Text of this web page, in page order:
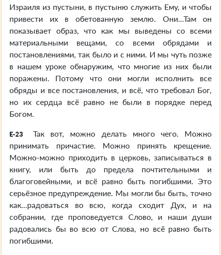
Израиля из пустыни, в пустыню служить Ему, и чтобы
привести их в обетованную землю. Они...Там он
показывает образ, что как мы выведены со всеми
материальными вещами, со всеми обрядами и
постановлениями, так было и с ними. И мы чуть позже
в нашем уроке обнаружим, что многие из них были
поражены. Потому что они могли исполнить все
обряды и все постановления, и всё, что требовал Бог,
но их сердца всё равно не были в порядке перед
Богом.
E-23
Так вот, можно делать много чего. Можно
принимать причастие. Можно принять крещение.
Можно-можно приходить в церковь, записываться в
книгу, или быть до предела почтительными и
благоговейными, и всё равно быть погибшими. Это
серьёзное предупреждение. Мы могли бы быть, точно
как...радоваться во всю, когда сходит Дух, и на
собрании, где проповедуется Слово, и наши души
радовались бы во всю от Слова, но всё равно быть
погибшими.